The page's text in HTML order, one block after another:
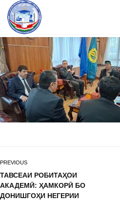
PREVIOUS
ТАВСЕАИ РОБИТАҲОИ
АКАДЕМӢ: ҲАМКОРӢ БО
ДОНИШГОҲИ НЕГЕРИИ